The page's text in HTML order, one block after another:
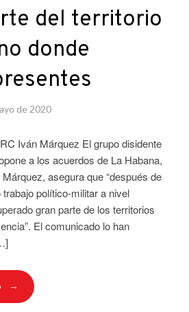
del territorio
donde
de 2020
Iván Márquez El grupo disidente
a los acuerdos de La Habana,
asegura que “después de
político-militar a nivel
gran parte de los territorios
El comunicado lo han
→